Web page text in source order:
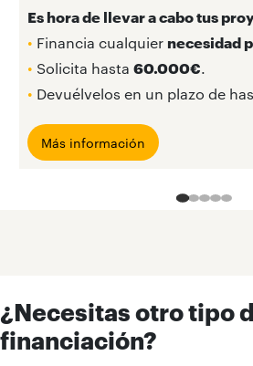
Es hora de llevar a cabo tus
• Financia cualquier necesidad
• Solicita hasta 60.000€.
• Devuélvelos en un plazo de
Más información
¿Necesitas otro tipo
financiación?